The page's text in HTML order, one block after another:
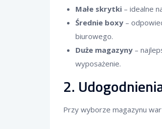
Małe skrytki – idealne
Średnie boxy –
biurowego.
Duże magazyny –
wyposażenie.
2.
Przy wyborze magazynu